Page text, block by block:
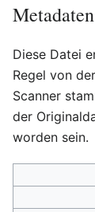
Metadaten
Diese Datei
Regel von
Scanner
der
worden sein.